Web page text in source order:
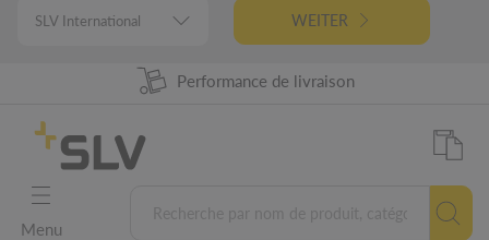
WEITER
Disponibilité produit à 98%
Performance de livraison
Garantie 5 ans
Conception Allemande
Menu